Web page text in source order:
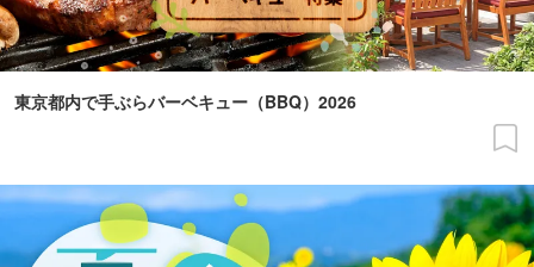
東京都内で手ぶらバーベキュー（BBQ）2026